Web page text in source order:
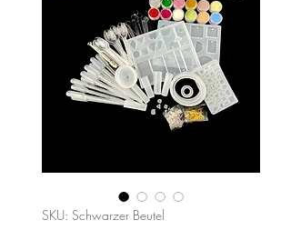
SKU: Schwarzer Beutel